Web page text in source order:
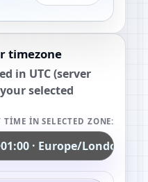
timezone
in UTC (server
selected
TIME IN SELECTED ZONE:
· Europe/London)